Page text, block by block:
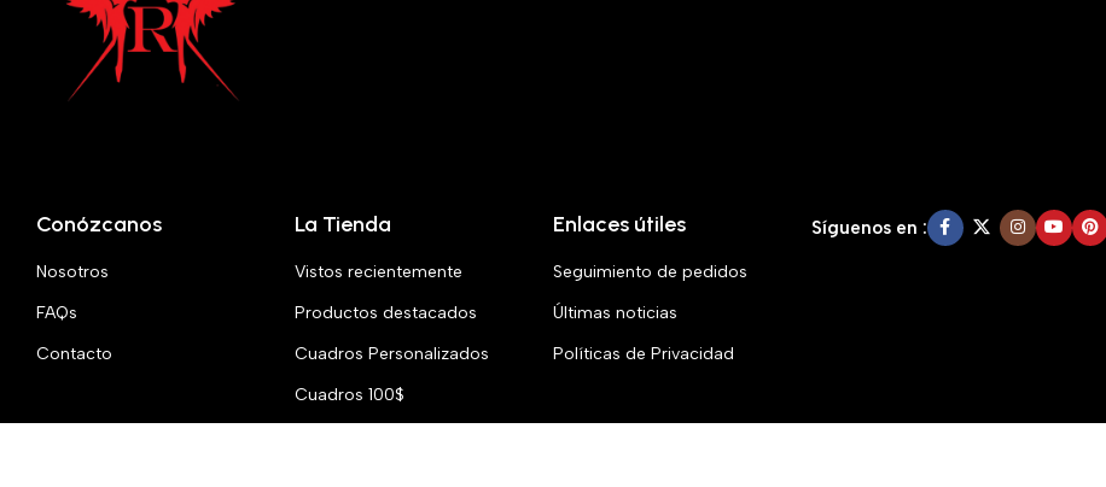
Conózcanos
Nosotros
FAQs
Contacto
La Tienda
Vistos recientemente
Productos destacados
Cuadros Personalizados
Cuadros 100$
Enlaces útiles
Seguimiento de pedidos
Últimas noticias
Políticas de Privacidad
Síguenos en :